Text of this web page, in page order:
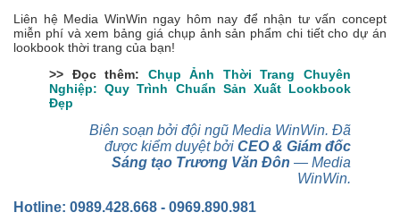
Liên hệ Media WinWin ngay hôm nay để nhận tư vấn concept
miễn phí và xem bảng giá chụp ảnh sản phẩm chi tiết cho dự án
lookbook thời trang của bạn!
>> Đọc thêm: Chụp Ảnh Thời Trang Chuyên
Nghiệp: Quy Trình Chuẩn Sản Xuất Lookbook
Đẹp
Biên soạn bởi đội ngũ Media WinWin. Đã
được kiểm duyệt bởi CEO & Giám đốc
Sáng tạo Trương Văn Đôn — Media
WinWin.
Hotline: 0989.428.668 - 0969.890.981